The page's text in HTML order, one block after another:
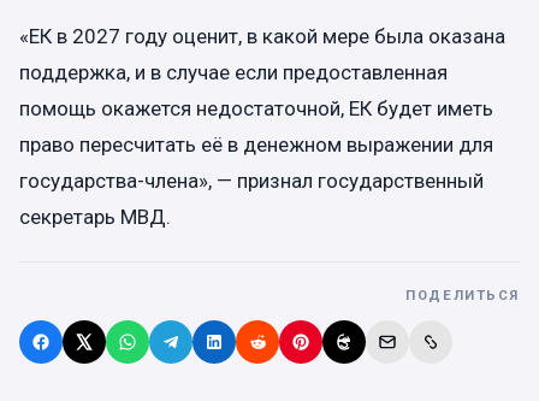
«ЕК в 2027 году оценит, в какой мере была оказана
поддержка, и в случае если предоставленная
помощь окажется недостаточной, ЕК будет иметь
право пересчитать её в денежном выражении для
государства-члена», — признал государственный
секретарь МВД.
ПОДЕЛИТЬСЯ